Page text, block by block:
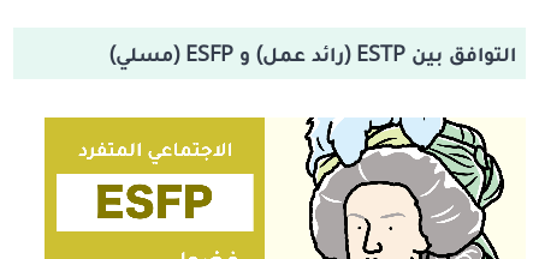
التوافق بين ESTP (رائد عمل) و ESFP (مسلي)